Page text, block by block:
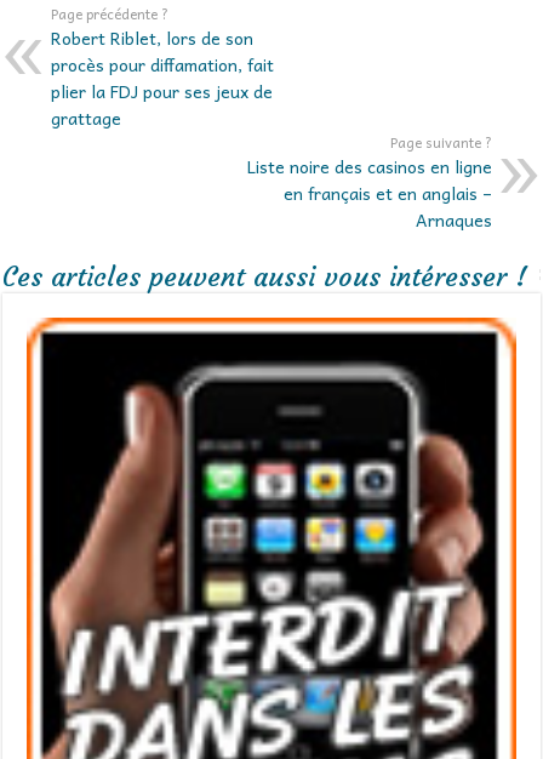
Page précédente ?
Robert Riblet, lors de son
procès pour diffamation, fait
plier la FDJ pour ses jeux de
grattage
Page suivante ?
Liste noire des casinos en ligne
en français et en anglais –
Arnaques
Ces articles peuvent aussi vous intéresser !